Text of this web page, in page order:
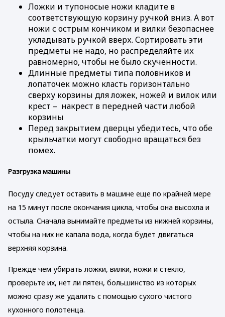
Ложки и тупоносые ножи кладите в
соответствующую корзину ручкой вниз. А вот
ножи с острым кончиком и вилки безопаснее
укладывать ручкой вверх. Сортировать эти
предметы не надо, но распределяйте их
равномерно, чтобы не было скученности.
Длинные предметы типа половников и
лопаточек можно класть горизонтально
сверху корзины для ложек, ножей и вилок или
крест – накрест в передней части любой
корзины
Перед закрытием дверцы убедитесь, что обе
крыльчатки могут свободно вращаться без
помех.
Разгрузка машины
Посуду следует оставить в машине еще по крайней мере
на 15 минут после окончания цикла, чтобы она высохла и
остыла. Сначала вынимайте предметы из нижней корзины,
чтобы на них не капала вода, когда будет двигаться
верхняя корзина.
Прежде чем убирать ложки, вилки, ножи и стекло,
проверьте их, нет ли пятен, большинство из которых
можно сразу же удалить с помощью сухого чистого
кухонного полотенца.